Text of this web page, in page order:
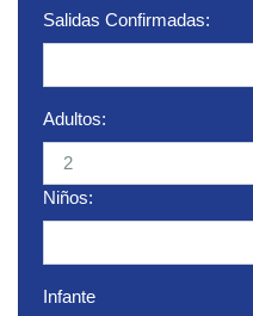
Salidas Confirmadas:
Adultos:
Niños:
Infante